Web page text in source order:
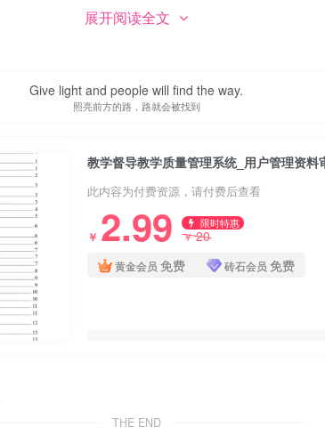
展开阅读全文
Give light and people will find the way.
照亮前方的路，路就会被找到
教学督导教学质量管理系统_用户管理资料
此内容为付费资源，请付费后查看
￥ 2.99 限时特惠
￥20
黄金会员 免费 砖石会员 免费
THE END